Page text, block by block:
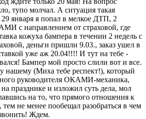
тупо молчал. А ситуация такая
января я попал в мелкое ДТП, 2
с направлением от страховой, где
кожуха бампера в течении 2 недель с
деньги пришли 9.03., заказ ушел в
уже аж 20.04!!!! И тут на тебе -
Бампер мой просто слили вот и все.
нашему (Миха тебе респект!), который
руководителя ОКАМИ-механика,
на празднике и изложил суть дела, мол
на то, что прямого отношения к
не менее пообещал разобраться в чем
Ждем.